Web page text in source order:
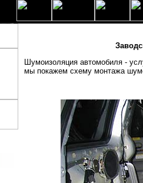
Шумоизоляция автомобиля -
мы покажем схему монтажа